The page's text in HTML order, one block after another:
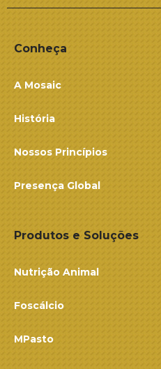
Conheça
A Mosaic
História
Nossos Princípios
Presença Global
Produtos e Soluções
Nutrição Animal
Foscálcio
MPasto